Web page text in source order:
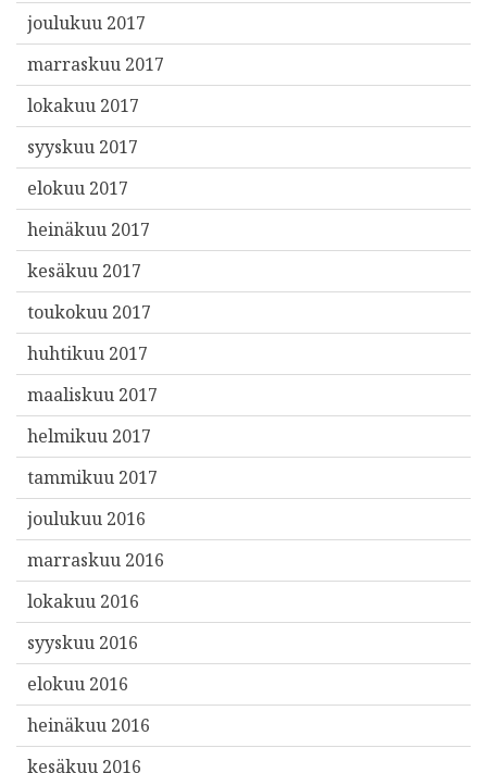
joulukuu 2017
marraskuu 2017
lokakuu 2017
syyskuu 2017
elokuu 2017
heinäkuu 2017
kesäkuu 2017
toukokuu 2017
huhtikuu 2017
maaliskuu 2017
helmikuu 2017
tammikuu 2017
joulukuu 2016
marraskuu 2016
lokakuu 2016
syyskuu 2016
elokuu 2016
heinäkuu 2016
kesäkuu 2016